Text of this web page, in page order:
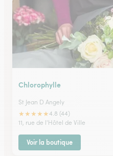
Chlorophylle
St Jean D Angely
★★★★★4.8 (44)
11, rue de l'Hôtel de Ville
Voir la boutique